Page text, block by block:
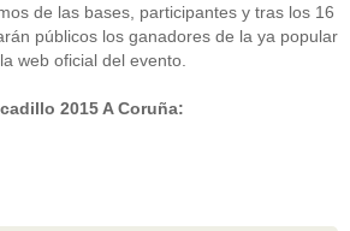
de las bases, participantes y tras los 16
públicos los ganadores de la ya popular
web oficial del evento.
2015 A Coruña: